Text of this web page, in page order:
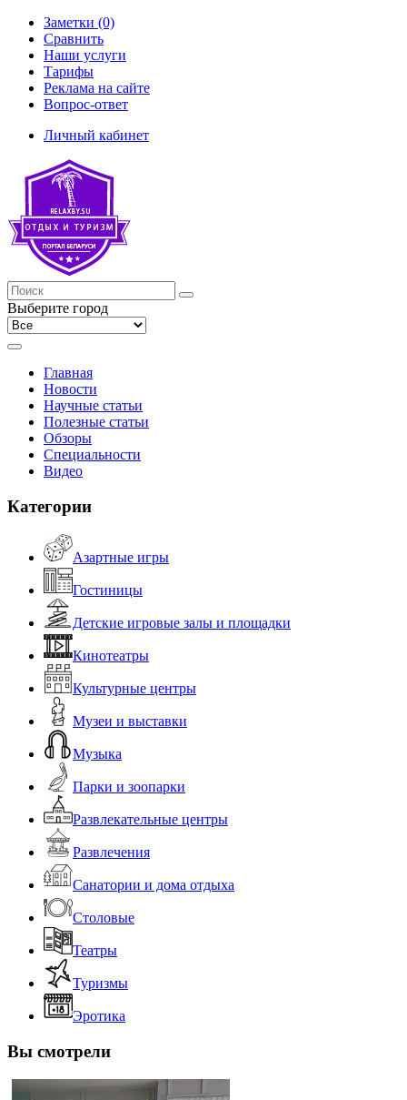
Заметки (0)
Сравнить
Наши услуги
Тарифы
Реклама на сайте
Вопрос-ответ
Личный кабинет
Выберите город
Главная
Новости
Научные статьи
Полезные статьи
Обзоры
Специальности
Видео
Категории
Азартные игры
Гостиницы
Детские игровые залы и площадки
Кинотеатры
Культурные центры
Музеи и выставки
Музыка
Парки и зоопарки
Развлекательные центры
Развлечения
Санатории и дома отдыха
Столовые
Театры
Туризмы
Эротика
Вы смотрели